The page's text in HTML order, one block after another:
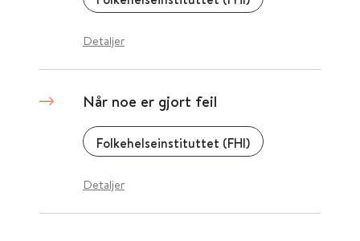
Detaljer
Når noe er gjort feil
Folkehelseinstituttet (FHI)
Detaljer